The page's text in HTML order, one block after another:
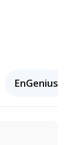
EnGenius